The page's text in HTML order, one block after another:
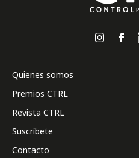
Quienes somos
Premios CTRL
Revista CTRL
Suscríbete
Contacto